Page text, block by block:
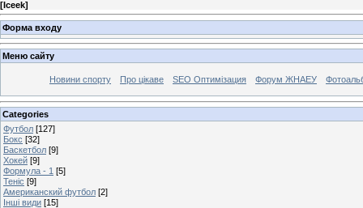
[Iceek]
Форма входу
Меню сайту
Новини спорту Про цікаве SEO Оптимізация Форум ЖНАЕУ
Categories
Футбол [127]
Бокс [32]
Баскетбол [9]
Хокей [9]
Формула - 1 [5]
Теніс [9]
Американский футбол [2]
Інші види [15]